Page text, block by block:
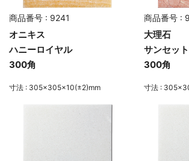
商品番号 : 9241
オニキス
ハニーロイヤル
300角
寸法 : 305×305×10(±2)mm
商品番号 :
大理石
サンセッ
300角
寸法 :